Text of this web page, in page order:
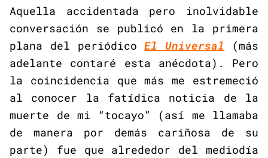
Aquella accidentada pero inolvidable
conversación se publicó en la primera
plana del periódicoEl Universal (más
adelante contaré esta anécdota). Pero
la coincidencia que más me estremeció
al conocer la fatídica noticia de la
muerte de mi “tocayo” (así me llamaba
de manera por demás cariñosa de su
parte) fue que alrededor del mediodía